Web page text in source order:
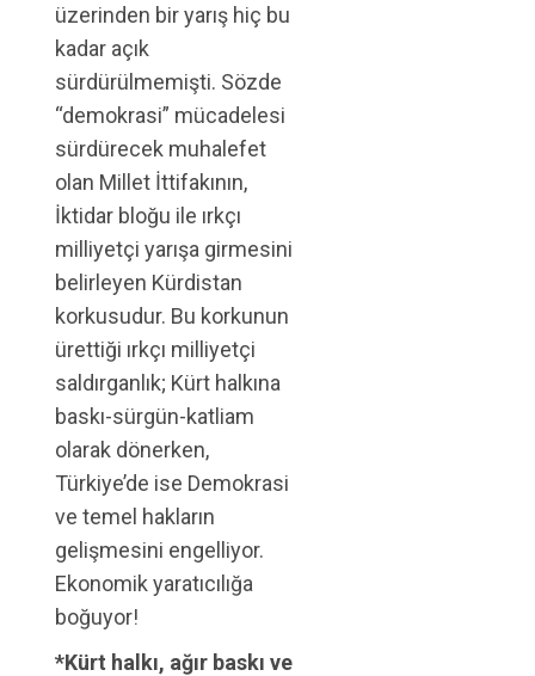
üzerinden bir yarış hiç bu
kadar açık
sürdürülmemişti. Sözde
“demokrasi” mücadelesi
sürdürecek muhalefet
olan Millet İttifakının,
İktidar bloğu ile ırkçı
milliyetçi yarışa girmesini
belirleyen Kürdistan
korkusudur. Bu korkunun
ürettiği ırkçı milliyetçi
saldırganlık; Kürt halkına
baskı-sürgün-katliam
olarak dönerken,
Türkiye’de ise Demokrasi
ve temel hakların
gelişmesini engelliyor.
Ekonomik yaratıcılığa
boğuyor!
*Kürt halkı, ağır baskı ve